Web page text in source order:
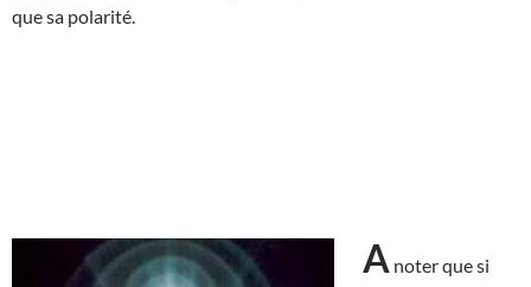
que sa polarité.
A noter que si